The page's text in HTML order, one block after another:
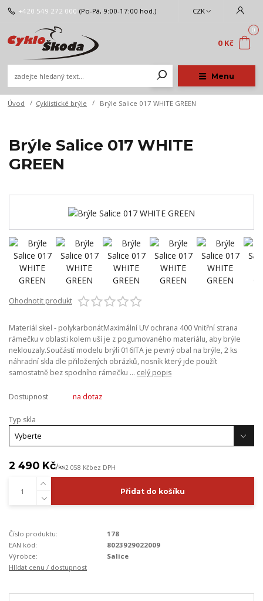
Menu
CZK
+420 549 272 000 (Po-Pá, 9:00-17:00 hod.)
0
0 Kč
Úvod Cyklistické brýle Brýle Salice 017 WHITE GREEN
Brýle Salice 017 WHITE
GREEN
Ohodnotit produkt
Materiál skel - polykarbonátMaximální UV ochrana 400 Vnitřní strana
rámečku v oblasti kolem uší je z pogumovaného materiálu, aby brýle
neklouzaly.Součástí modelu brýlí 016ITA je pevný obal na brýle, 2 ks
náhradní skla dle přiložených obrázků, nosník který jde použít
samostatně bez spodního rámečku ... celý popis
Dostupnost na dotaz
Typ skla
2 490 Kč/ks2 058 Kčbez DPH
Přidat do košíku
Číslo produktu:
178
EAN kód:
8023929022009
Výrobce:
Salice
Hlídat cenu / dostupnost